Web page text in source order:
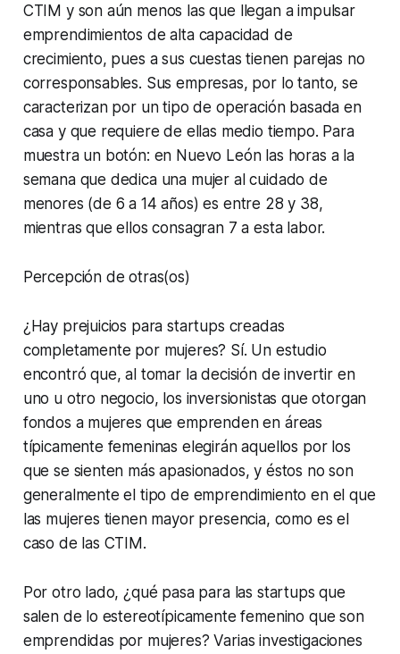
CTIM y son aún menos las que llegan a impulsar
emprendimientos de alta capacidad de
crecimiento, pues a sus cuestas tienen parejas no
corresponsables. Sus empresas, por lo tanto, se
caracterizan por un tipo de operación basada en
casa y que requiere de ellas medio tiempo. Para
muestra un botón: en Nuevo León las horas a la
semana que dedica una mujer al cuidado de
menores (de 6 a 14 años) es entre 28 y 38,
mientras que ellos consagran 7 a esta labor.
Percepción de otras(os)
¿Hay prejuicios para startups creadas
completamente por mujeres? Sí. Un estudio
encontró que, al tomar la decisión de invertir en
uno u otro negocio, los inversionistas que otorgan
fondos a mujeres que emprenden en áreas
típicamente femeninas elegirán aquellos por los
que se sienten más apasionados, y éstos no son
generalmente el tipo de emprendimiento en el que
las mujeres tienen mayor presencia, como es el
caso de las CTIM.
Por otro lado, ¿qué pasa para las startups que
salen de lo estereotípicamente femenino que son
emprendidas por mujeres? Varias investigaciones